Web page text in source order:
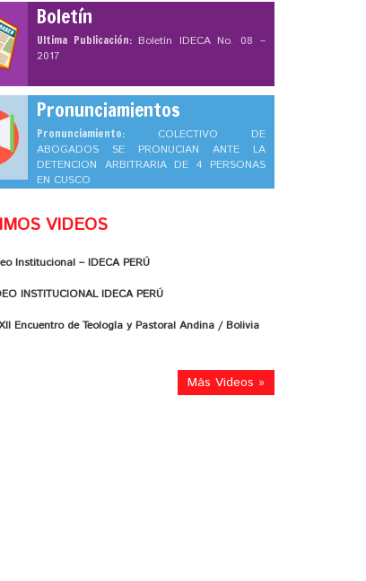
Boletín
Ultima Publicación: Boletín IDECA No. 08 –
2017
Pronunciamientos
Pronunciamiento: COLECTIVO DE
ABOGADOS SE PRONUCIAN ANTE LA
DETENCION ARBITRARIA DE 4 PERSONAS
EN CUSCO
VIDEOS
Institucional – IDECA PERÚ
INSTITUCIONAL IDECA PERÚ
Encuentro de Teología y Pastoral Andina / Bolivia
Más Videos »